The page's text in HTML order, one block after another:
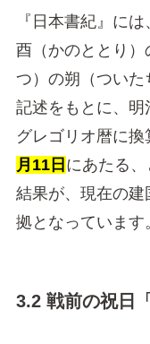
『日本書紀』に
酉（かのととり）
つ）の朔（つい
記述をもとに、明
グレゴリオ暦に換
月11日 にあたる
結果が、現在の
拠となっています
3.2 戦前の祝日